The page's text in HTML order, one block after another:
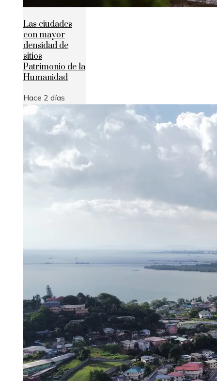
Las ciudades
con mayor
densidad de
sitios
Patrimonio de la
Humanidad
Hace 2 días